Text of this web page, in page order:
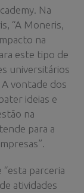
Na
“A Moneris,
na
este tipo de
universitários
vontade dos
ideias e
na
para a
“esta parceria
atividades